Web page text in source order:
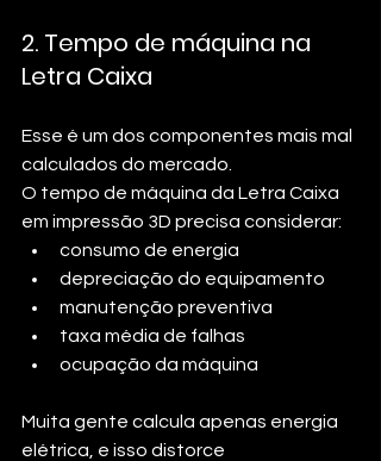
2. Tempo de máquina na
Letra Caixa
Esse é um dos componentes mais mal
calculados do mercado.
O tempo de máquina da Letra Caixa
em impressão 3D precisa considerar:
consumo de energia
depreciação do equipamento
manutenção preventiva
taxa média de falhas
ocupação da máquina
Muita gente calcula apenas energia
elétrica, e isso distorce